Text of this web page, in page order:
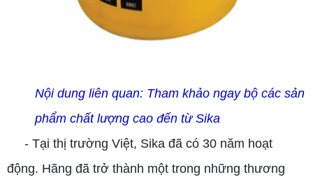
Nội dung liên quan: Tham khảo ngay bộ các sản
phẩm chất lượng cao đến từ Sika
- Tại thị trường Việt, Sika đã có 30 năm hoạt
động. Hãng đã trở thành một trong những thương